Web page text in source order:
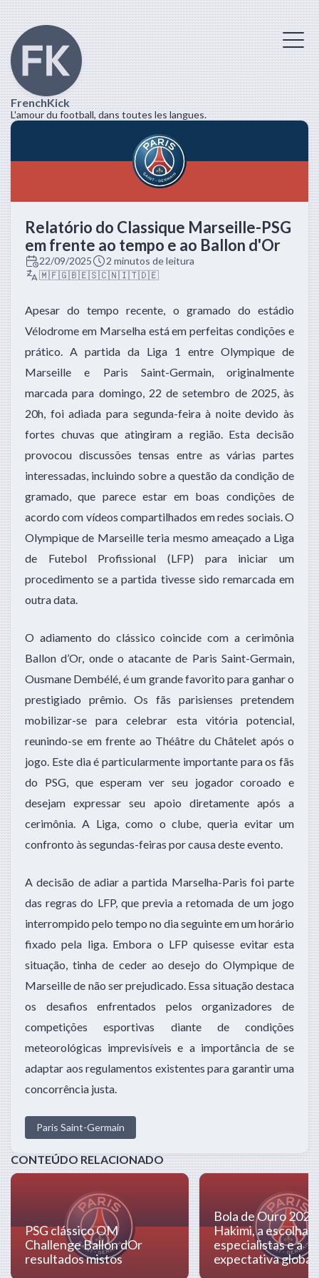
FrenchKick
L'amour du football, dans toutes les langues.
Relatório do Classique Marseille-PSG
em frente ao tempo e ao Ballon d'Or
22/09/2025
2 minutos de leitura
🇲🇫🇬🇧🇪🇸🇨🇳🇮🇹🇩🇪
Apesar do tempo recente, o gramado do estádio
Vélodrome em Marselha está em perfeitas condições e
prático. A partida da Liga 1 entre Olympique de
Marseille e Paris Saint-Germain, originalmente
marcada para domingo, 22 de setembro de 2025, às
20h, foi adiada para segunda-feira à noite devido às
fortes chuvas que atingiram a região. Esta decisão
provocou discussões tensas entre as várias partes
interessadas, incluindo sobre a questão da condição de
gramado, que parece estar em boas condições de
acordo com vídeos compartilhados em redes sociais. O
Olympique de Marseille teria mesmo ameaçado a Liga
de Futebol Profissional (LFP) para iniciar um
procedimento se a partida tivesse sido remarcada em
outra data.
O adiamento do clássico coincide com a cerimônia
Ballon d’Or, onde o atacante de Paris Saint-Germain,
Ousmane Dembélé, é um grande favorito para ganhar o
prestigiado prêmio. Os fãs parisienses pretendem
mobilizar-se para celebrar esta vitória potencial,
reunindo-se em frente ao Théâtre du Châtelet após o
jogo. Este dia é particularmente importante para os fãs
do PSG, que esperam ver seu jogador coroado e
desejam expressar seu apoio diretamente após a
cerimônia. A Liga, como o clube, queria evitar um
confronto às segundas-feiras por causa deste evento.
A decisão de adiar a partida Marselha-Paris foi parte
das regras do LFP, que previa a retomada de um jogo
interrompido pelo tempo no dia seguinte em um horário
fixado pela liga. Embora o LFP quisesse evitar esta
situação, tinha de ceder ao desejo do Olympique de
Marseille de não ser prejudicado. Essa situação destaca
os desafios enfrentados pelos organizadores de
competições esportivas diante de condições
meteorológicas imprevisíveis e a importância de se
adaptar aos regulamentos existentes para garantir uma
concorrência justa.
Paris Saint-Germain
CONTEÚDO RELACIONADO
PSG clássico OM
Challenge Ballon dOr
resultados mistos
Bola de Ouro
Hakimi, a escolha
especialistas e a
expectativa global